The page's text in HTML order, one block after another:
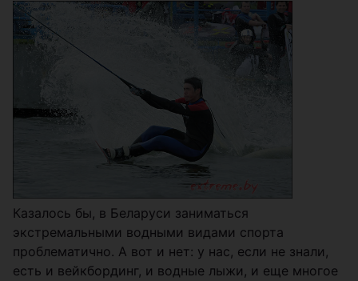
Казалось бы, в Беларуси заниматься
экстремальными водными видами спорта
проблематично. А вот и нет: у нас, если не знали,
есть и вейкбординг, и водные лыжи, и еще многое